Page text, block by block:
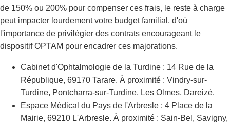
de 150% ou 200% pour compenser ces frais, le reste à charge
peut impacter lourdement votre budget familial, d'où
l'importance de privilégier des contrats encourageant le
dispositif OPTAM pour encadrer ces majorations.
Cabinet d'Ophtalmologie de la Turdine : 14 Rue de la
République, 69170 Tarare. À proximité : Vindry-sur-
Turdine, Pontcharra-sur-Turdine, Les Olmes, Dareizé.
Espace Médical du Pays de l'Arbresle : 4 Place de la
Mairie, 69210 L'Arbresle. À proximité : Sain-Bel, Savigny,